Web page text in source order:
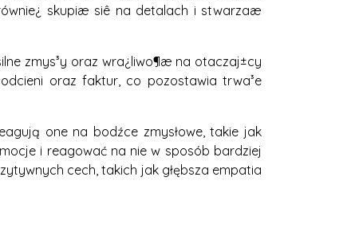
skupiæ siê na detalach i stwarzaæ
zmys³y oraz wra¿liwo¶æ na otaczaj±cy
oraz faktur, co pozostawia trwa³e
one na bodźce zmysłowe, takie jak
i reagować na nie w sposób bardziej
cech, takich jak głębsza empatia